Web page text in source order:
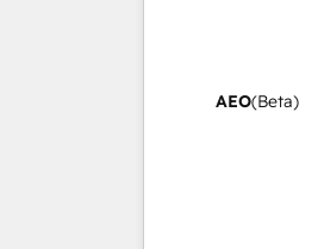
AEO(Beta)